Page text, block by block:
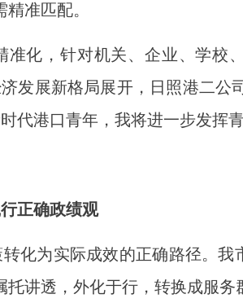
准匹配。
，针对机关、企业、学校
发展新格局展开，日照港二
代港口青年，我将进一步发挥
正确政绩观
为实际成效的正确路径。我
讲透，外化于行，转换成服务